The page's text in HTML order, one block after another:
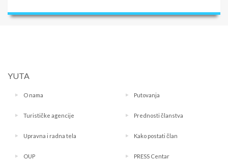
YUTA
O nama Putovanja
Turističke agencije Prednosti članstva
Upravna i radna tela Kako postati član
OUP PRESS Centar